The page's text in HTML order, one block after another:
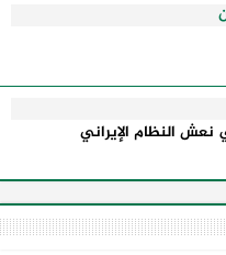
نعش النظام الإيراني